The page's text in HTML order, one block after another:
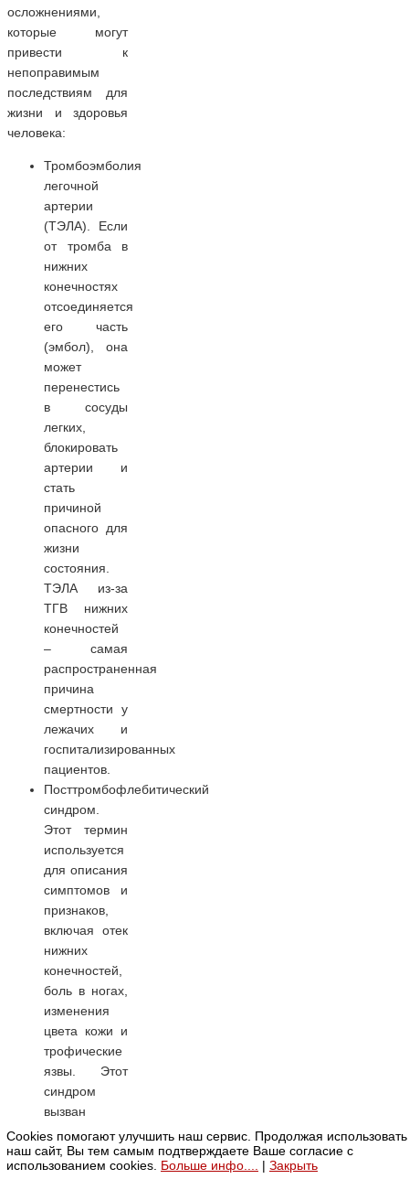
осложнениями,
которые могут
привести к
непоправимым
последствиям для
жизни и здоровья
человека:
Тромбоэмболия
легочной
артерии
(ТЭЛА). Если
от тромба в
нижних
конечностях
отсоединяется
его часть
(эмбол), она
может
перенестись
в сосуды
легких,
блокировать
артерии и
стать
причиной
опасного для
жизни
состояния.
ТЭЛА из-за
ТГВ нижних
конечностей
– самая
распространенная
причина
смертности у
лежачих и
госпитализированных
пациентов.
Посттромбофлебитический
синдром.
Этот термин
используется
для описания
симптомов и
признаков,
включая отек
нижних
конечностей,
боль в ногах,
изменения
цвета кожи и
трофические
язвы. Этот
синдром
вызван
повреждением
вен, которое
уменьшает
Cookies помогают улучшить наш сервис. Продолжая использовать
наш сайт, Вы тем самым подтверждаете Ваше согласие с
использованием cookies. Больше инфо.... | Закрыть